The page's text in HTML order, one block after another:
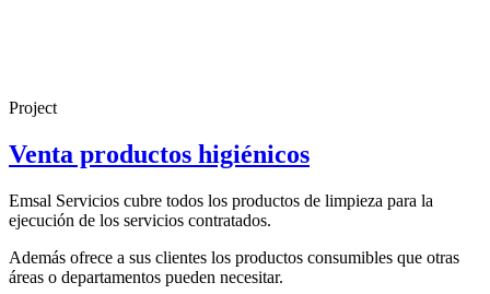
Project
Venta productos higiénicos
Emsal Servicios cubre todos los productos de limpieza para la
ejecución de los servicios contratados.
Además ofrece a sus clientes los productos consumibles que otras
áreas o departamentos pueden necesitar.